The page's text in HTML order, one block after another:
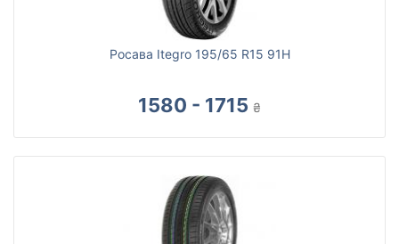
Росава Itegro 195/65 R15 91H
1580 - 1715 ₴